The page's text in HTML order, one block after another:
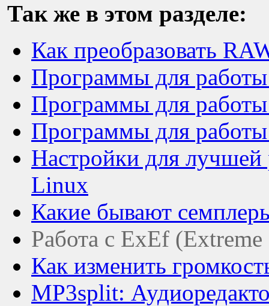
Так же в этом разделе:
Как преобразовать
Программы для
Программы для
Программы для работы
Настройки для лучшей
Linux
Какие бывают
Работа с ExEf
Как изменить
MP3split: